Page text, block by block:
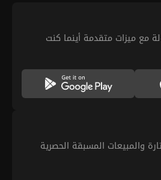
مع ميزات متقدمة أينما كنت
والمبيعات المسبقة الحصرية